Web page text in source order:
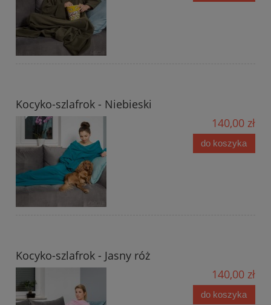
Kocyko-szlafrok - Niebieski
140,00 zł
do koszyka
Kocyko-szlafrok - Jasny róż
140,00 zł
do koszyka